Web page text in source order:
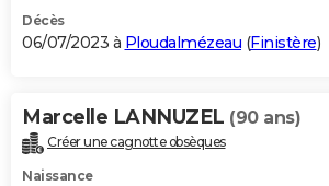
Décès
06/07/2023 à Ploudalmézeau (Finistère)
Marcelle LANNUZEL (90 ans)
Créer une cagnotte obsèques
Naissance